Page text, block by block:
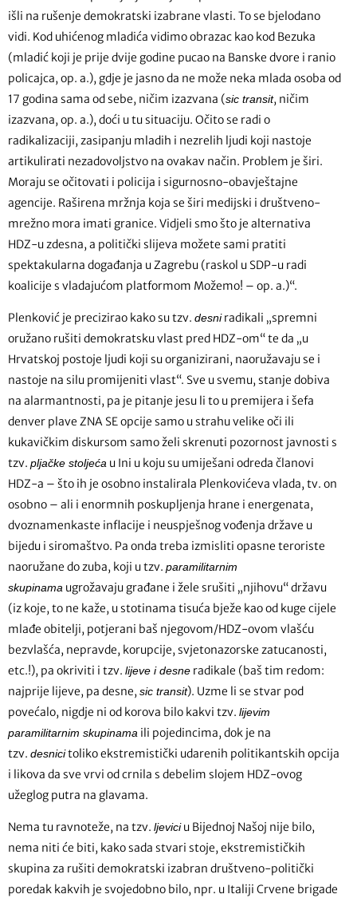
išli na rušenje demokratski izabrane vlasti. To se bjelodano
vidi. Kod uhićenog mladića vidimo obrazac kao kod Bezuka
(mladić koji je prije dvije godine pucao na Banske dvore i ranio
policajca, op. a.), gdje je jasno da ne može neka mlada osoba od
17 godina sama od sebe, ničim izazvana (sic transit, ničim
izazvana, op. a.), doći u tu situaciju. Očito se radi o
radikalizaciji, zasipanju mladih i nezrelih ljudi koji nastoje
artikulirati nezadovoljstvo na ovakav način. Problem je širi.
Moraju se očitovati i policija i sigurnosno-obavještajne
agencije. Raširena mržnja koja se širi medijski i društveno-
mrežno mora imati granice. Vidjeli smo što je alternativa
HDZ-u zdesna, a politički slijeva možete sami pratiti
spektakularna događanja u Zagrebu (raskol u SDP-u radi
koalicije s vladajućom platformom Možemo! – op. a.)“.
Plenković je precizirao kako su tzv. desniradikali „spremni
oružano rušiti demokratsku vlast pred HDZ-om“ te da „u
Hrvatskoj postoje ljudi koji su organizirani, naoružavaju se i
nastoje na silu promijeniti vlast“. Sve u svemu, stanje dobiva
na alarmantnosti, pa je pitanje jesu li to u premijera i šefa
denver plave ZNA SE opcije samo u strahu velike oči ili
kukavičkim diskursom samo želi skrenuti pozornost javnosti s
tzv. pljačke stoljeća u Ini u koju su umiješani odreda članovi
HDZ-a – što ih je osobno instalirala Plenkovićeva vlada, tv. on
osobno – ali i enormnih poskupljenja hrane i energenata,
dvoznamenkaste inflacije i neuspješnog vođenja države u
bijedu i siromaštvo. Pa onda treba izmisliti opasne teroriste
naoružane do zuba, koji u tzv. paramilitarnim
skupinama ugrožavaju građane i žele srušiti „njihovu“ državu
(iz koje, to ne kaže, u stotinama tisuća bježe kao od kuge cijele
mlađe obitelji, potjerani baš njegovom/HDZ-ovom vlašću
bezvlašća, nepravde, korupcije, svjetonazorske zatucanosti,
etc.!), pa okriviti i tzv. lijeve i desne radikale (baš tim redom:
najprije lijeve, pa desne, sic transit). Uzme li se stvar pod
povećalo, nigdje ni od korova bilo kakvi tzv. lijevim
paramilitarnim skupinama ili pojedincima, dok je na
tzv. desnicitoliko ekstremistički udarenih politikantskih opcija
i likova da sve vrvi od crnila s debelim slojem HDZ-ovog
užeglog putra na glavama.
Nema tu ravnoteže, na tzv. ljeviciu Bijednoj Našoj nije bilo,
nema niti će biti, kako sada stvari stoje, ekstremističkih
skupina za rušiti demokratski izabran društveno-politički
poredak kakvih je svojedobno bilo, npr. u Italiji Crvene brigade